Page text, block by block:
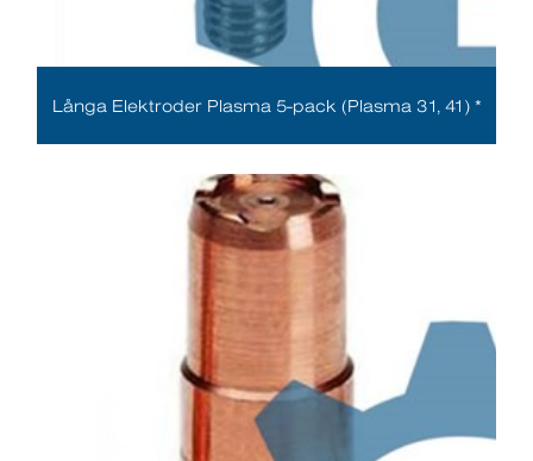
Långa Elektroder Plasma 5-pack (Plasma 31, 41) *